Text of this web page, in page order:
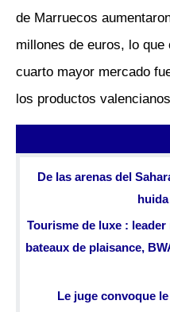
de Marruecos
millones de euros, lo
cuarto mayor mercado
los productos valencianos
De las arenas del
*Tourisme de luxe :
bateaux de plaisance,
Le juge convoque